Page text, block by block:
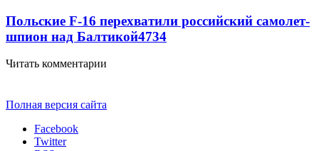
Польские F-16 перехватили российский самолет-
шпион над Балтикой4734
Читать комментарии
Полная версия сайта
Facebook
Twitter